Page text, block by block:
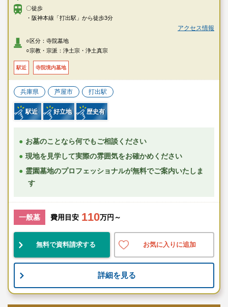
〇徒歩
・阪神本線「打出駅」から徒歩3分
アクセス情報
○区分：寺院墓地
○宗教・宗派：浄土宗・浄土真宗
駅近 寺院境内墓地
兵庫県 芦屋市 打出駅
駅近 好立地 歴史有
お墓のことなら何でもご相談ください
現地を見学して実際の雰囲気をお確かめください
霊園墓地のプロフェッショナルが無料でご案内いたしま
す
一般墓 費用目安 110万円～
無料で資料請求する お気に入りに追加
詳細を見る